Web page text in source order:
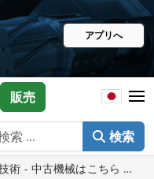
アプリへ
検索
販売
術 - 中古機械はこちら